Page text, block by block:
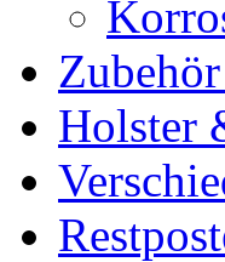
Holster